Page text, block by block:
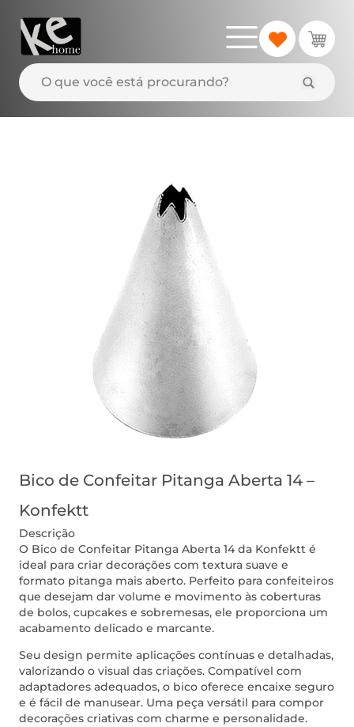
Bico de Confeitar Pitanga Aberta 14 –
Konfektt
Descrição
O Bico de Confeitar Pitanga Aberta 14 da Konfektt é
ideal para criar decorações com textura suave e
formato pitanga mais aberto. Perfeito para confeiteiros
que desejam dar volume e movimento às coberturas
de bolos, cupcakes e sobremesas, ele proporciona um
acabamento delicado e marcante.
Seu design permite aplicações contínuas e detalhadas,
valorizando o visual das criações. Compatível com
adaptadores adequados, o bico oferece encaixe seguro
e é fácil de manusear. Uma peça versátil para compor
decorações criativas com charme e personalidade.